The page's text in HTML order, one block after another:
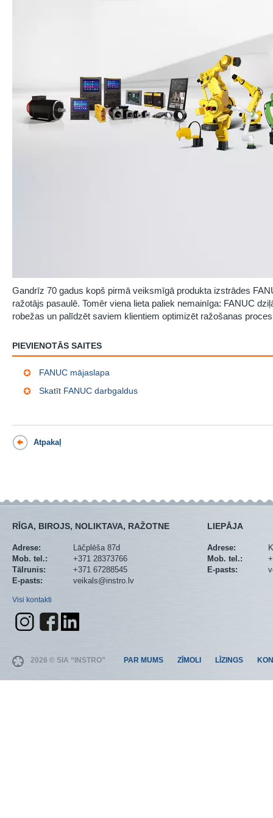
Gandrīz 70 gadus kopš pirmā veiksmīgā produkta izstrādes
ražotājs pasaulē. Tomēr viena lieta paliek nemainīga: FANUC
robežas un palīdzēt saviem klientiem optimizēt ražošanas
PIEVIENOTĀS SAITES
FANUC mājaslapa
Skatīt FANUC darbgaldus
Atpakaļ
RĪGA, BIROJS, NOLIKTAVA, RAŽOTNE
Adrese:
Lāčplēša 87d
Mob. tel.:
+371 28373766
Tālrunis:
+371 67288545
E-pasts:
veikals@instro.lv
Visi kontakti
LIEPĀJA
Adrese:
Mob. tel.:
E-pasts:
2026 © SIA “INSTRO” PAR MUMS ZĪMOLI LĪZINGS